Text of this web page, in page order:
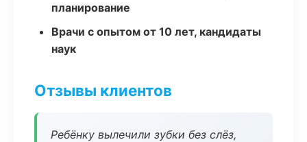
планирование
Врачи с опытом от 10 лет, кандидаты
наук
Отзывы клиентов
Ребёнку вылечили зубки без слёз,